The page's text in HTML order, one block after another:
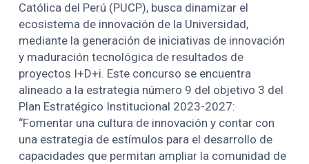
Católica del Perú (PUCP), busca dinamizar el
ecosistema de innovación de la Universidad,
mediante la generación de iniciativas de innovación
y maduración tecnológica de resultados de
proyectos I+D+i. Este concurso se encuentra
alineado a la estrategia número 9 del objetivo 3 del
Plan Estratégico Institucional 2023-2027:
“Fomentar una cultura de innovación y contar con
una estrategia de estímulos para el desarrollo de
capacidades que permitan ampliar la comunidad de